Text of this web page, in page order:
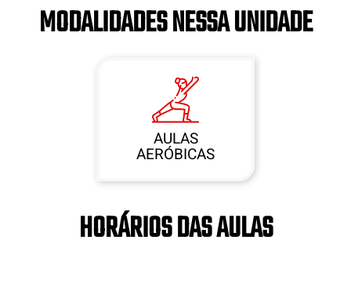
MODALIDADES NESSA UNIDADE
AULAS
AERÓBICAS
HORÁRIOS DAS AULAS